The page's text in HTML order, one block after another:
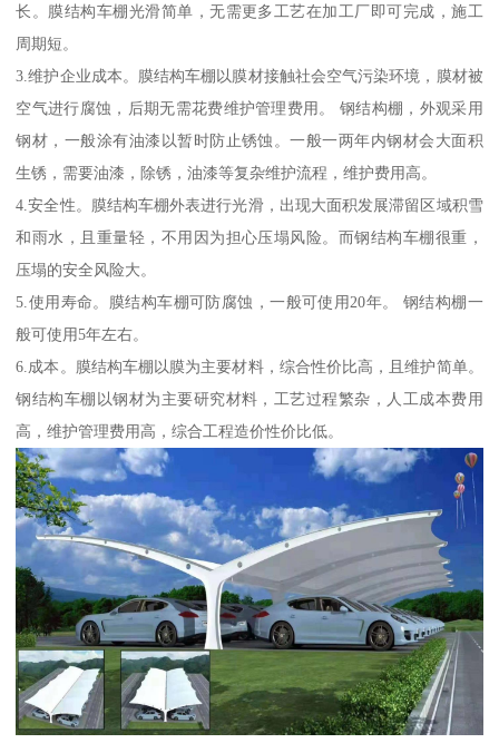
长。膜结构车棚光滑简单，无需更多工艺在加工厂即可完成，施工
周期短。
3.维护企业成本。膜结构车棚以膜材接触社会空气污染环境，膜材被
空气进行腐蚀，后期无需花费维护管理费用。 钢结构棚，外观采用
钢材，一般涂有油漆以暂时防止锈蚀。一般一两年内钢材会大面积
生锈，需要油漆，除锈，油漆等复杂维护流程，维护费用高。
4.安全性。膜结构车棚外表进行光滑，出现大面积发展滞留区域积雪
和雨水，且重量轻，不用因为担心压塌风险。而钢结构车棚很重，
压塌的安全风险大。
5.使用寿命。膜结构车棚可防腐蚀，一般可使用20年。 钢结构棚一
般可使用5年左右。
6.成本。膜结构车棚以膜为主要材料，综合性价比高，且维护简单。
钢结构车棚以钢材为主要研究材料，工艺过程繁杂，人工成本费用
高，维护管理费用高，综合工程造价性价比低。